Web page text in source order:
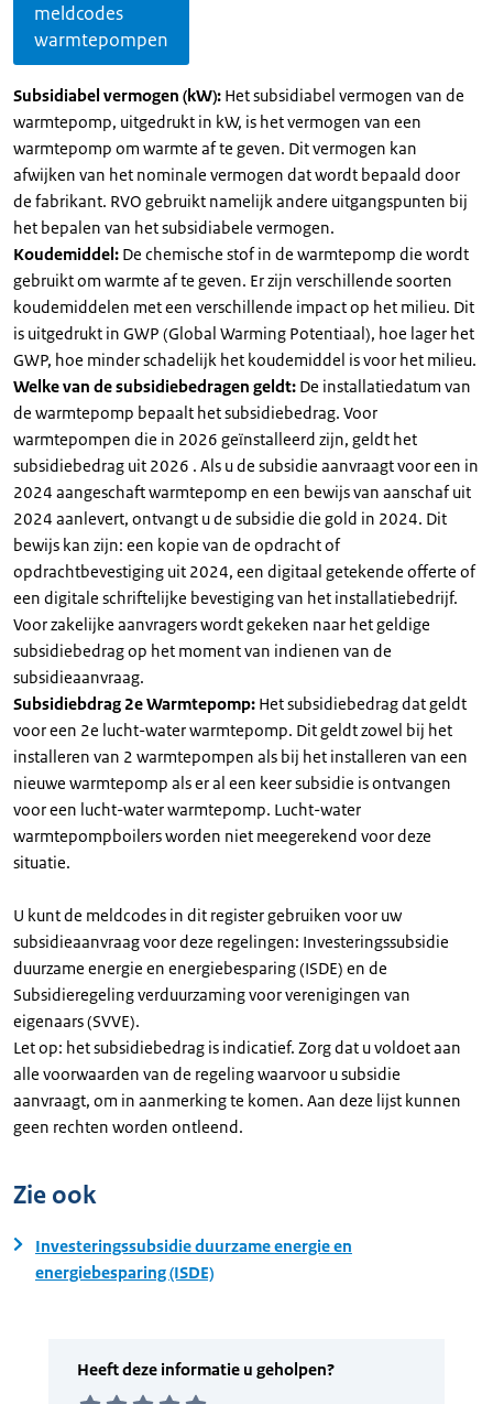
meldcodes
warmtepompen
Subsidiabel vermogen (kW): Het subsidiabel vermogen van de
warmtepomp, uitgedrukt in kW, is het vermogen van een
warmtepomp om warmte af te geven. Dit vermogen kan
afwijken van het nominale vermogen dat wordt bepaald door
de fabrikant. RVO gebruikt namelijk andere uitgangspunten bij
het bepalen van het subsidiabele vermogen.
Koudemiddel: De chemische stof in de warmtepomp die wordt
gebruikt om warmte af te geven. Er zijn verschillende soorten
koudemiddelen met een verschillende impact op het milieu. Dit
is uitgedrukt in GWP (Global Warming Potentiaal), hoe lager het
GWP, hoe minder schadelijk het koudemiddel is voor het milieu.
Welke van de subsidiebedragen geldt: De installatiedatum van
de warmtepomp bepaalt het subsidiebedrag. Voor
warmtepompen die in 2026 geïnstalleerd zijn, geldt het
subsidiebedrag uit 2026 . Als u de subsidie aanvraagt voor een in
2024 aangeschaft warmtepomp en een bewijs van aanschaf uit
2024 aanlevert, ontvangt u de subsidie die gold in 2024. Dit
bewijs kan zijn: een kopie van de opdracht of
opdrachtbevestiging uit 2024, een digitaal getekende offerte of
een digitale schriftelijke bevestiging van het installatiebedrijf.
Voor zakelijke aanvragers wordt gekeken naar het geldige
subsidiebedrag op het moment van indienen van de
subsidieaanvraag.
Subsidiebdrag 2e Warmtepomp: Het subsidiebedrag dat geldt
voor een 2e lucht-water warmtepomp. Dit geldt zowel bij het
installeren van 2 warmtepompen als bij het installeren van een
nieuwe warmtepomp als er al een keer subsidie is ontvangen
voor een lucht-water warmtepomp. Lucht-water
warmtepompboilers worden niet meegerekend voor deze
situatie.
U kunt de meldcodes in dit register gebruiken voor uw
subsidieaanvraag voor deze regelingen: Investeringssubsidie
duurzame energie en energiebesparing (ISDE) en de
Subsidieregeling verduurzaming voor verenigingen van
eigenaars (SVVE).
Let op: het subsidiebedrag is indicatief. Zorg dat u voldoet aan
alle voorwaarden van de regeling waarvoor u subsidie
aanvraagt, om in aanmerking te komen. Aan deze lijst kunnen
geen rechten worden ontleend.
Zie ook
Investeringssubsidie duurzame energie en
energiebesparing (ISDE)